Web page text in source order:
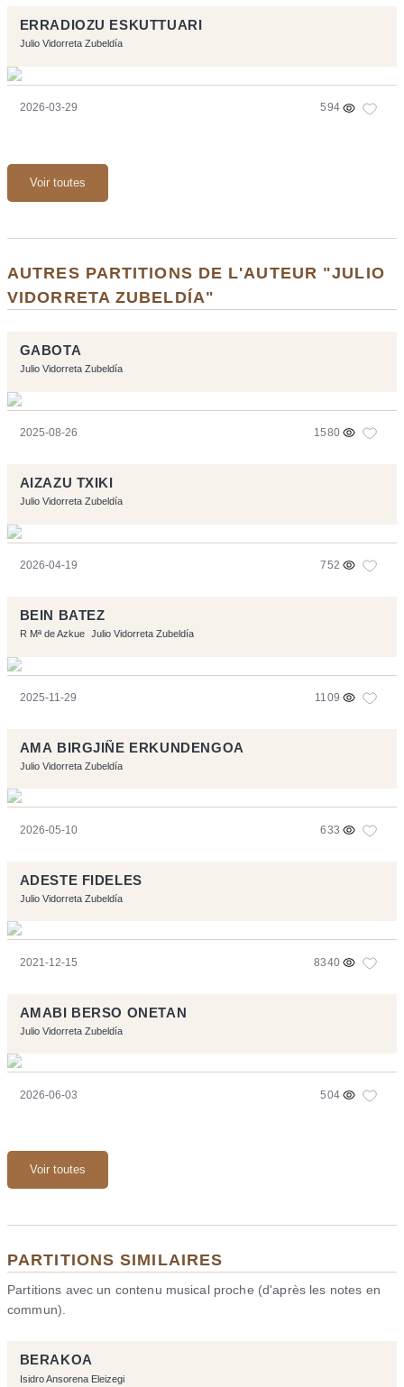
ERRADIOZU ESKUTTUARI
Julio Vidorreta Zubeldía
2026-03-29 594
Voir toutes
AUTRES PARTITIONS DE L'AUTEUR "JULIO
VIDORRETA ZUBELDÍA"
GABOTA
Julio Vidorreta Zubeldía
2025-08-26 1580
AIZAZU TXIKI
Julio Vidorreta Zubeldía
2026-04-19 752
BEIN BATEZ
R Mª de Azkue Julio Vidorreta Zubeldía
2025-11-29 1109
AMA BIRGJIÑE ERKUNDENGOA
Julio Vidorreta Zubeldía
2026-05-10 633
ADESTE FIDELES
Julio Vidorreta Zubeldía
2021-12-15 8340
AMABI BERSO ONETAN
Julio Vidorreta Zubeldía
2026-06-03 504
Voir toutes
PARTITIONS SIMILAIRES
Partitions avec un contenu musical proche (d'après les notes en
commun).
BERAKOA
Isidro Ansorena Eleizegi